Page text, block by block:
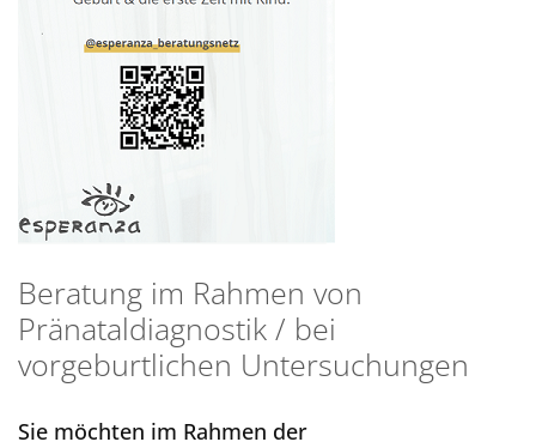
Beratung im Rahmen von
Pränataldiagnostik / bei
vorgeburtlichen Untersuchungen
Sie möchten im Rahmen der